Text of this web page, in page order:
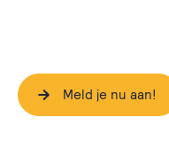
Meld je nu aan!